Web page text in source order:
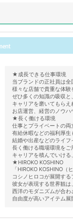
★成長できる仕事環境
当ブランドの正社員は全
様々な店舗で貴重な体験
ぜひ多くの知識の吸収と
キャリアを磨いてもらえ
お店運営、経営のノウハ
★長く働ける環境
仕事とプライベートの両
有給休暇などの福利厚生
結婚や出産などのライフ
長く働ける職場環境をご
キャリアを積んでいける
★HIROKO KOSHINO
「HIROKO KOSHINO（
コシノヒロコが展開する
彼女が表現する世界観は
西洋のモダニズムが合わ
自由度が高いアイテム展